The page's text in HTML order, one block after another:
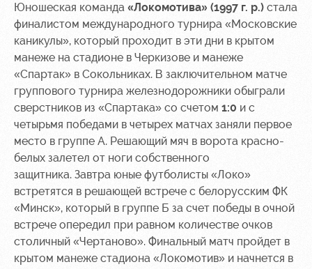
RZD Arena
Events
Hosting
Fields
rent
Space
rentals
Ice palace
Sport
activities
Локо
Старт
Локо-Лето
Our fans
Банковская
карта
«Локомотив»
Wallpapers
Loyalty
program
Parking
A fan card
Информация
болельщиков
Юношеская команда «Локомотива» (1997 г. р.) стала
финалистом международного турнира «Московские
каникулы», который проходит в эти дни в крытом
манеже на стадионе в Черкизове и манеже
«Спартак» в Сокольниках. В заключительном матче
группового турнира железнодорожники обыграли
сверстников из «Спартака» со счетом 1:0 и с
четырьмя победами в четырех матчах заняли первое
место в группе А. Решающий мяч в ворота красно-
белых залетел от ноги собственного
защитника. Завтра юные футболисты «Локо»
встретятся в решающей встрече с белорусским ФК
«Минск», который в группе Б за счет победы в очной
встрече опередил при равном количестве очков
столичный «Чертаново». Финальный матч пройдет в
крытом манеже стадиона «Локомотив» и начнется в